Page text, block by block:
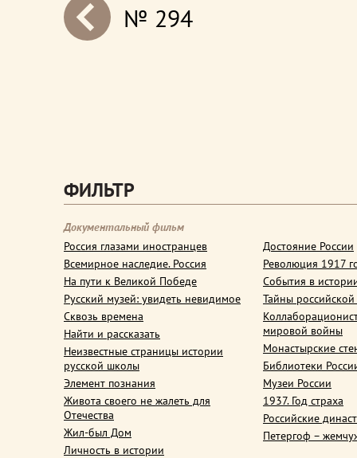
next№ 294
ФИЛЬТР
Документальный фильм
Россия глазами иностранцев
Всемирное наследие. Россия
На пути к Великой Победе
Русский музей: увидеть невидимое
Сквозь времена
Найти и рассказать
Неизвестные страницы истории
русской школы
Элемент познания
Живота своего не жалеть для
Отечества
Жил-был Дом
Личность в истории
Достояние России
Революция 1917
События в
Тайны
мировой войны
Монастырские
Библиотеки
Музеи России
1937. Год страха
Российские
Петергоф –